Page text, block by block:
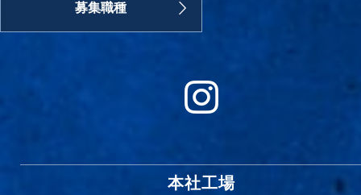
募集職種
本社工場